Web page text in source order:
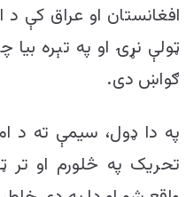
افغانستان او عراق کې د
ټولې نړۍ او په تېره
ګواښ دی.
په دا ډول، سیمې ته د
تحریک په څلورم او تر